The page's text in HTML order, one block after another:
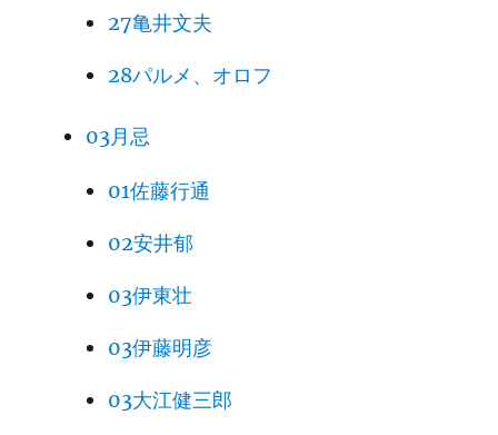
27亀井文夫
28パルメ、オロフ
03月忌
01佐藤行通
02安井郁
03伊東壮
03伊藤明彦
03大江健三郎